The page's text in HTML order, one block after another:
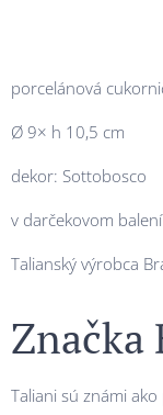
porcelánová
Ø 9× h 10,5 cm
dekor: Sottobosco
v darčekovom balení
Talianský výrobca
Značka
Taliani sú známi